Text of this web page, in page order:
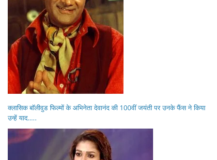
क्लासिक बॉलीवुड फिल्मों के अभिनेता देवानंद की 100वीं जयंती पर उनके फैंस ने किया
उन्हें याद…..